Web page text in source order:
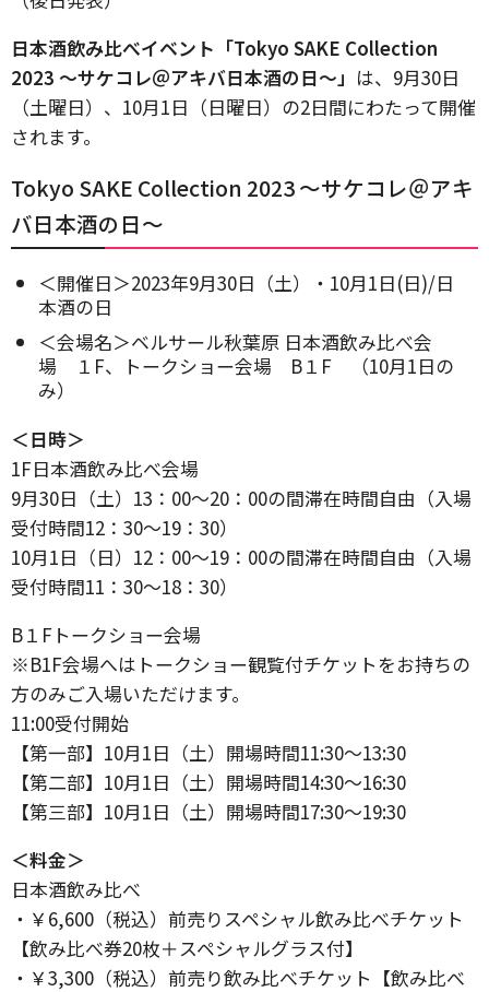
日本酒飲み比べイベント「Tokyo SAKE Collection
2023 ～サケコレ＠アキバ日本酒の日～」 は、9月30日
（土曜日）、10月1日（日曜日）の2日間にわたって開催
されます。
Tokyo SAKE Collection 2023 ～サケコレ＠アキ
バ日本酒の日～
＜開催日＞2023年9月30日（土）・10月1日(日)/日
本酒の日
＜会場名＞ベルサール秋葉原 日本酒飲み比べ会
場 １F、トークショー会場 B１F （10月1日の
み）
＜日時＞
1F日本酒飲み比べ会場
9月30日（土）13：00～20：00の間滞在時間自由（入場
受付時間12：30～19：30）
10月1日（日）12：00～19：00の間滞在時間自由（入場
受付時間11：30～18：30）
B１Fトークショー会場
※B1F会場へはトークショー観覧付チケットをお持ちの
方のみご入場いただけます。
11:00受付開始
【第一部】10月1日（土）開場時間11:30～13:30
【第二部】10月1日（土）開場時間14:30～16:30
【第三部】10月1日（土）開場時間17:30～19:30
＜料金＞
日本酒飲み比べ
・￥6,600（税込）前売りスペシャル飲み比べチケット
【飲み比べ券20枚＋スペシャルグラス付】
・￥3,300（税込）前売り飲み比べチケット【飲み比べ